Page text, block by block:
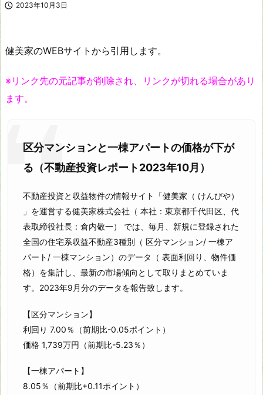
 2023年10月3日
健美家のWEBサイトから引用します。
※リンク先の元記事が削除され、リンクが切れる場合があり
ます。
区分マンションと一棟アパートの価格が下が
る（不動産投資レポート2023年10月）
不動産投資と収益物件の情報サイト「健美家（ けんびや）
」を運営する健美家株式会社（ 本社：東京都千代田区、代
表取締役社長：倉内敬一） では、毎月、新規に登録された
全国の住宅系収益不動産3種別（ 区分マンション/ 一棟ア
パート/ 一棟マンション）のデータ（ 表面利回り、物件価
格）を集計し、最新の市場傾向として取りまとめていま
す。2023年9月分のデータを報告致します。
【区分マンション】
利回り 7.00％（前期比-0.05ポイント）
価格 1,739万円（前期比-5.23％）
【一棟アパート】
8.05％（前期比+0.11ポイント）